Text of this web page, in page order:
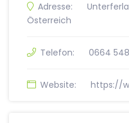
Adresse:
Österreich
Telefon: 0664
Website: https://